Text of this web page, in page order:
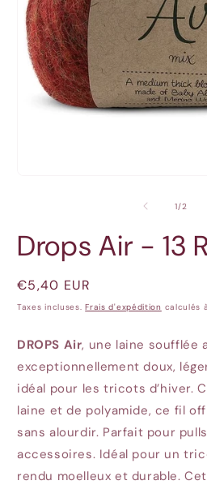
une
fenêtre
1/de
2
Drops Air - 13
Prix
habituel
€5,40 EUR
Taxes incluses.Frais d'expédition calculés
DROPS Air, une laine soufflée
exceptionnellement doux,
idéal pour les tricots d’hiver.
laine et de polyamide, ce fil
sans alourdir. Parfait pour
accessoires. Idéal pour un
rendu moelleux et durable.